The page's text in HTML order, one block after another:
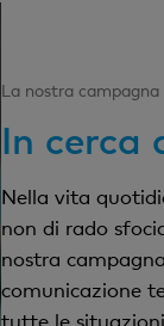
La nostra campagna
In cerca
Nella vita
non di rado
nostra
comunicazione
tutte le